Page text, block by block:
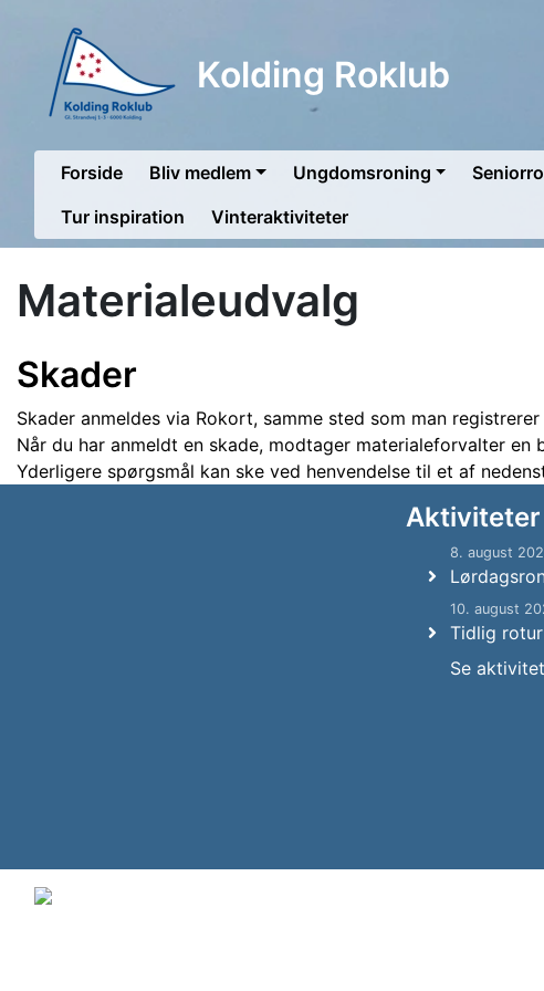
Kolding Roklub
Forside Bliv medlem Ungdomsroning
Tur inspiration
Vinteraktiviteter
Materialeudvalg
Skader
Skader anmeldes via Rokort, samme sted som man
Når du har anmeldt en skade, modtager materialeforvalter
Yderligere spørgsmål kan ske ved henvendelse til et af
Aktiviteter
8. august
10. august
Tidlig rotur
Se